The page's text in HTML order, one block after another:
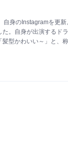
自身のInstagramを更
。自身が出演するド
型かわいい～」と、